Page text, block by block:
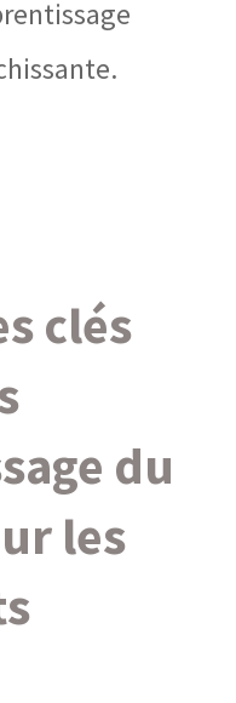
clés
du
les